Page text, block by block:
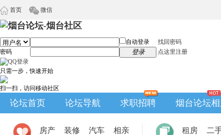
首页 微信
自动登录
找回密码
密码
登录 点这里注册
只需一步，快速开始
扫一扫，访问移动社区
论坛首页 论坛导航 求职招聘 烟台论坛
房产 装修 汽车
相亲
租房
二